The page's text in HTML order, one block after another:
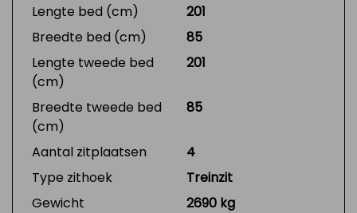
Lengte bed (cm)
201
Breedte bed (cm)
85
Lengte tweede bed
(cm)
201
Breedte tweede bed
(cm)
85
Aantal zitplaatsen
4
Type zithoek
Treinzit
Gewicht
2690 kg